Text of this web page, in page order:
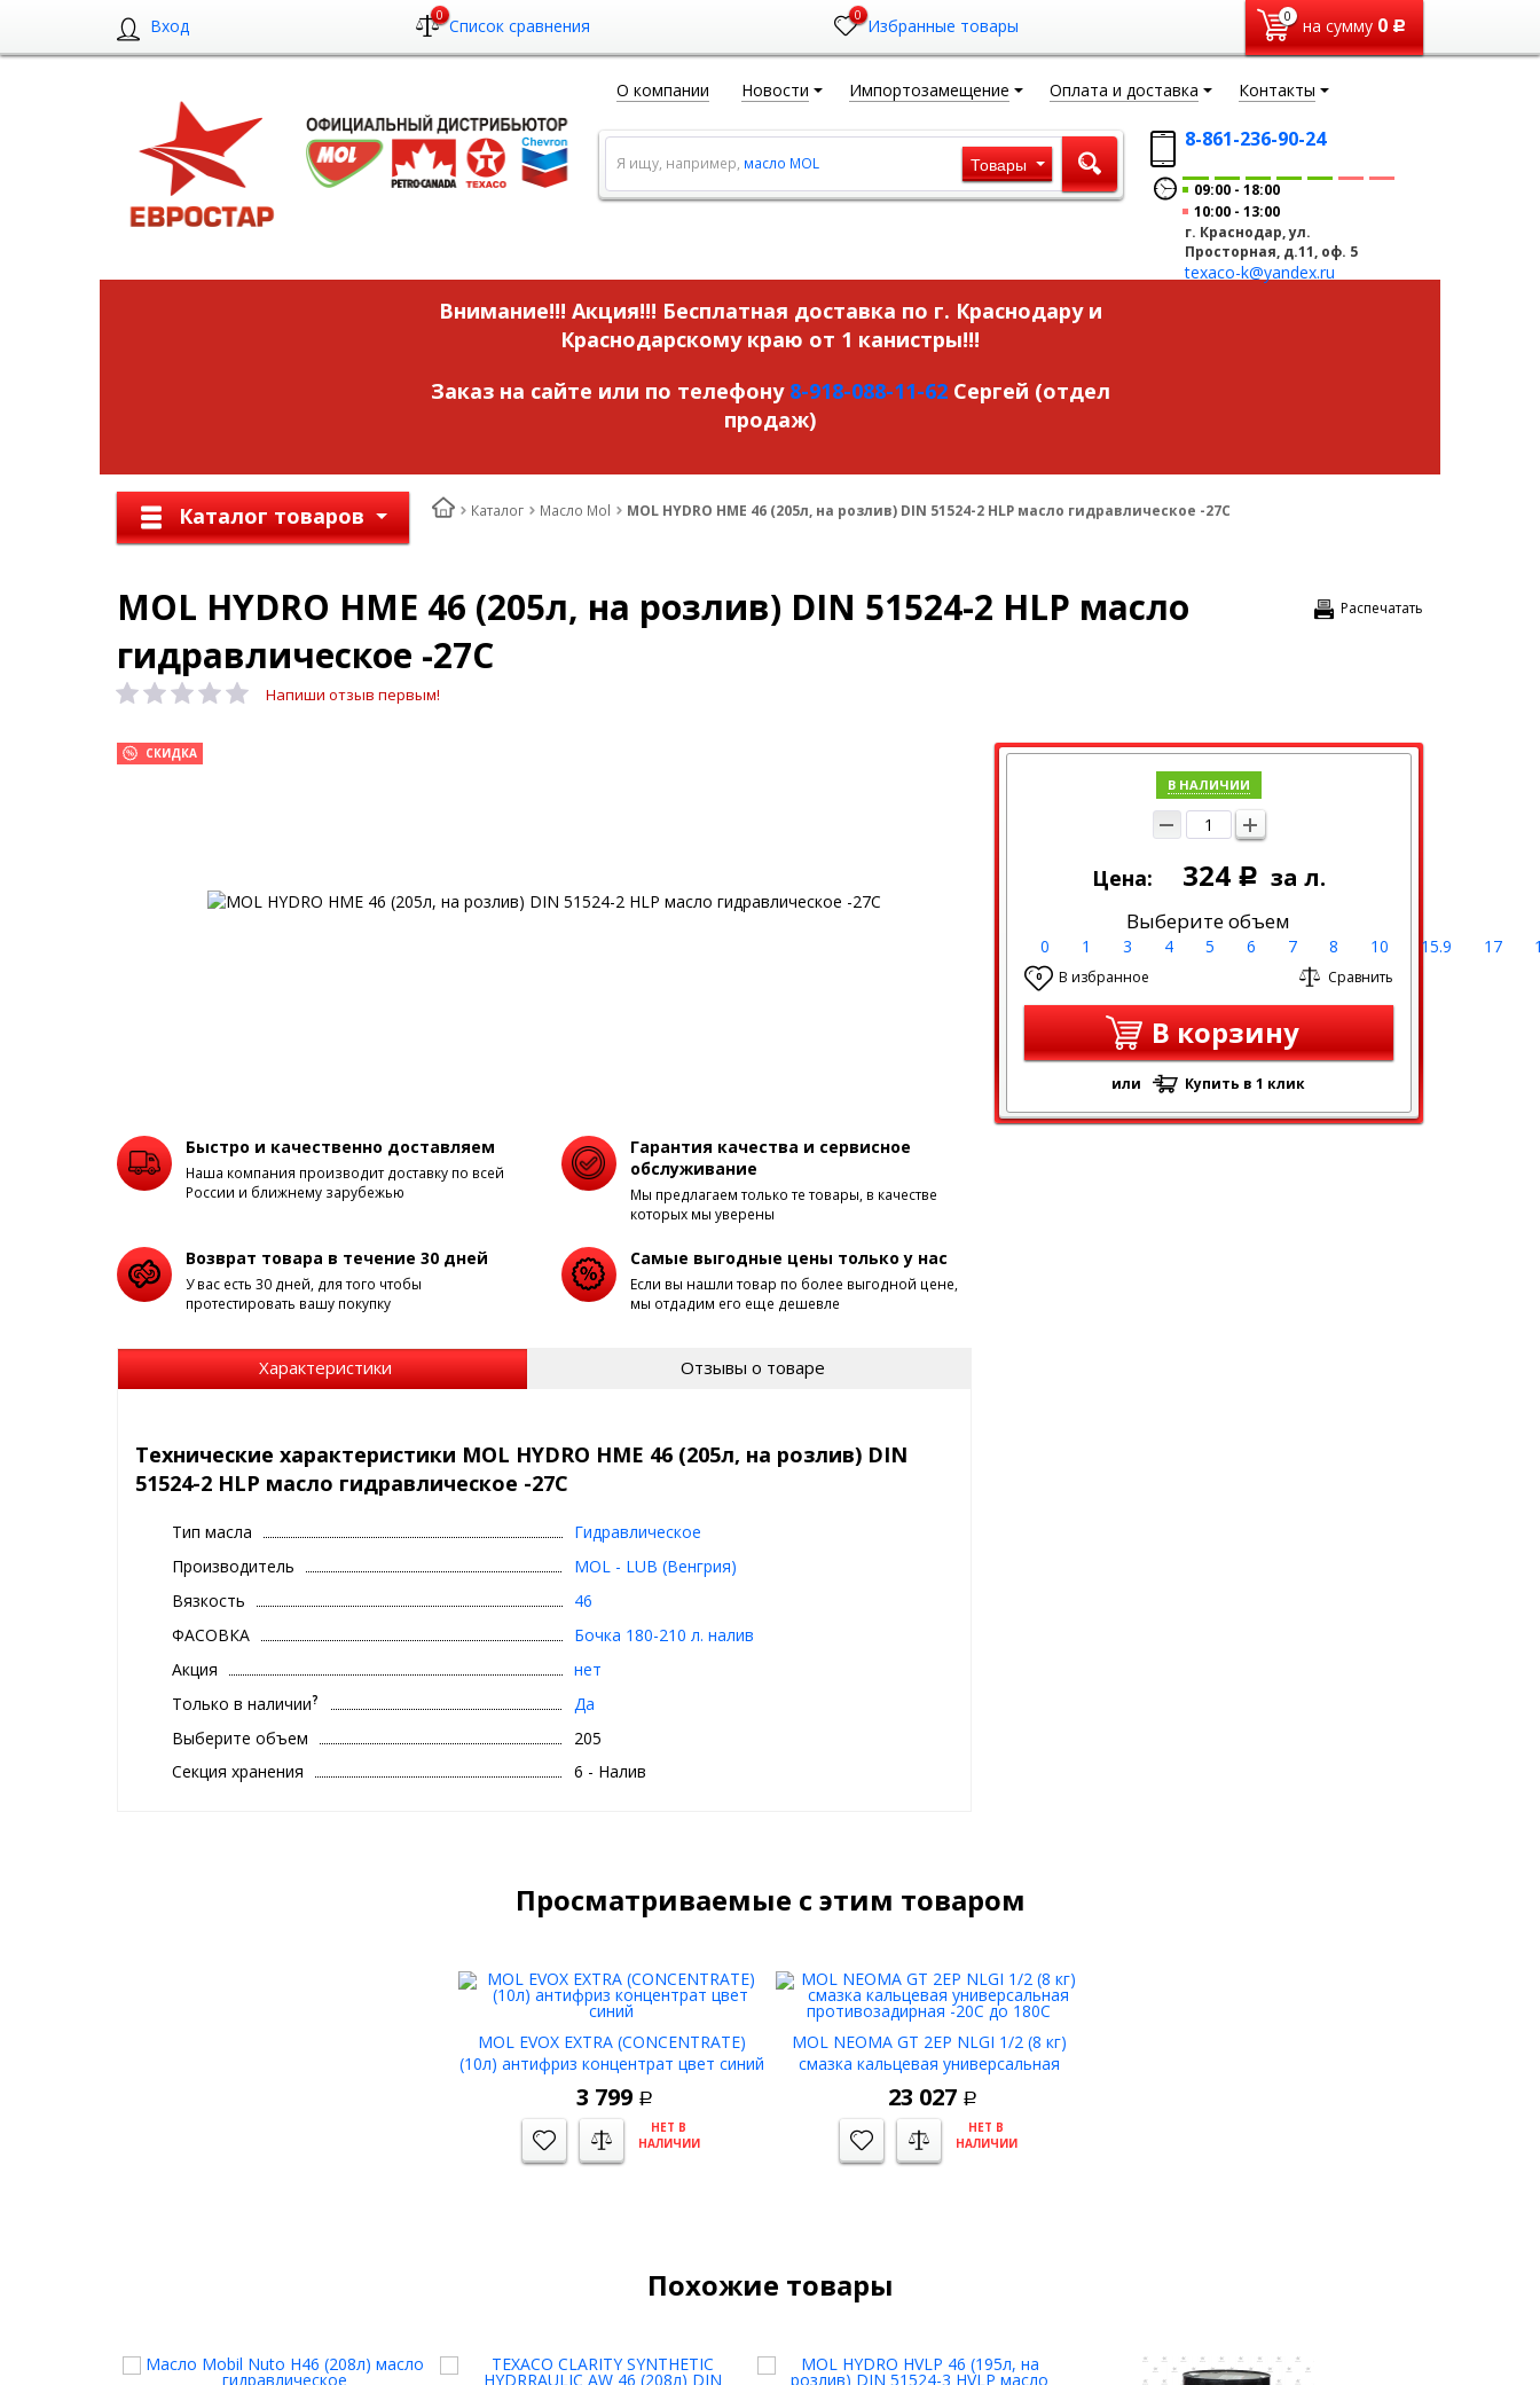
Вход 0 Список сравнения 0 Избранные товары 0 на сумму 0 Р
О компании Новости Импортозамещение Оплата и доставка Контакты
8-861-236-90-24
09:00
18:00
10:00
13:00
г. Краснодар, ул.
Просторная, д.11, оф. 5
texaco-k@yandex.ru
Я ищу, например, масло MOL Товары
Внимание!!! Акция!!! Бесплатная доставка по г. Краснодару и
Краснодарскому краю от 1 канистры!!!
Заказ на сайте или по телефону 8-918-088-11-62Сергей (отдел
продаж)
Каталог товаров Каталог Масло Mol MOL HYDRO HME 46 (205л, на розлив) DIN 51524-2 HLP масло гидравлическое -27C
Распечатать
MOL HYDRO HME 46 (205л, на розлив) DIN 51524-2 HLP масло
гидравлическое -27C
Напиши отзыв первым!
СКИДКА
В НАЛИЧИИ
Цена: 324 Р за л.
Выберите объем
0 1 3 4 5 6 7 8 10 15.9 17
0 В избранное Сравнить
В корзину
или Купить в 1 клик
Быстро и качественно доставляем
Наша компания производит доставку по всей
России и ближнему зарубежью
Гарантия качества и сервисное
обслуживание
Мы предлагаем только те товары, в качестве
которых мы уверены
Возврат товара в течение 30 дней
У вас есть 30 дней, для того чтобы
протестировать вашу покупку
Самые выгодные цены только у нас
Если вы нашли товар по более выгодной цене,
мы отдадим его еще дешевле
Характеристики Отзывы о товаре
Технические характеристики MOL HYDRO HME 46 (205л, на розлив) DIN
51524-2 HLP масло гидравлическое -27C
Тип масла
Гидравлическое
Производитель
MOL - LUB (Венгрия)
Вязкость
46
ФАСОВКА
Бочка 180-210 л. налив
Акция
нет
Только в наличии?
Да
Выберите объем
205
Секция хранения
6 - Налив
Просматриваемые с этим товаром
MOL EVOX EXTRA (CONCENTRATE)
(10л) антифриз концентрат цвет синий
3 799 Р
НЕТ В
НАЛИЧИИ
MOL NEOMA GT 2EP NLGI 1/2 (8 кг)
смазка кальцевая универсальная
противозадирная -20С до 180С
23 027 Р
НЕТ В
НАЛИЧИИ
Похожие товары